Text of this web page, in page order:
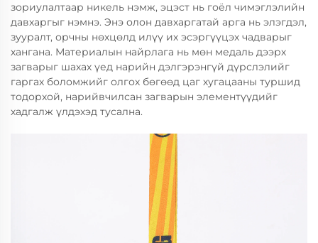
зориулалтаар никель нэмж, эцэст нь гоёл чимэглэлийн
давхаргыг нэмнэ. Энэ олон давхаргатай арга нь элэгдэл,
зууралт, орчны нөхцөлд илүү их эсэргүүцэх чадварыг
хангана. Материалын найрлага нь мөн медаль дээрх
загварыг шахах үед нарийн дэлгэрэнгүй дүрслэлийг
гаргах боломжийг олгох бөгөөд цаг хугацааны туршид
тодорхой, нарийвчилсан загварын элементүүдийг
хадгалж үлдэхэд тусална.